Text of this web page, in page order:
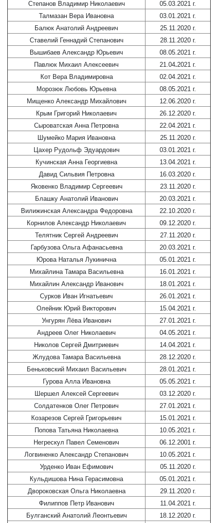
Степанов Владимир Николаевич
05.03.2021 г.
Талмазан Вера Ивановна
03.01.2021 г.
Балюк Анатолий Андреевич
25.11.2020 г.
Ставелий Геннадий Степанович
28.11.2020 г.
Вышибаев Александр Юрьевич
08.05.2021 г.
Павлюк Михаил Алексеевич
21.04.2021 г.
Кот Вера Владимировна
02.04.2021 г.
Морозюк Любовь Юрьевна
08.05.2021 г.
Мищенко Александр Михайлович
12.06.2020 г.
Крым Григорий Николаевич
26.12.2020 г.
Сыроватская Анна Петровна
22.04.2021 г.
Шумейко Мария Ивановна
25.11.2020 г.
Цахер Рудольф Эдуардович
03.01.2021 г.
Кучинская Анна Георгиевна
13.04.2021 г.
Давид Сильвия Петровна
16.03.2020 г.
Яковенко Владимир Сергеевич
23.11.2020 г.
Блашку Анатолий Иванович
20.03.2021 г.
Вилижинская Александра Федоровна
22.10.2020 г.
Корнилов Александр Николаевич
09.12.2020 г.
Телятник Сергей Андреевич
27.11.2020 г.
Гарбузова Ольга Афанасьевна
20.03.2021 г.
Юрова Наталья Лукинична
05.01.2021 г.
Михайлина Тамара Васильевна
16.01.2021 г.
Михайлин Александр Иванович
18.01.2021 г.
Сурков Иван Игнатьевич
26.01.2021 г.
Олейник Юрий Викторович
15.04.2021 г.
Унгурян Лёва Иванович
27.01.2021 г.
Андреев Олег Николаевич
04.05.2021 г.
Николов Сергей Дмитриевич
14.04.2021 г.
Жлудова Тамара Васильевна
28.12.2020 г.
Беньковский Михаил Васильевич
28.01.2021 г.
Гурова Алла Ивановна
05.05.2021 г.
Шершел Алексей Сергеевич
03.12.2020 г.
Солдатенков Олег Петрович
27.01.2021 г.
Козарезов Сергей Григорьевич
15.01.2021 г.
Попова Татьяна Николаевна
10.05.2021 г.
Негрескул Павел Семенович
06.12.2001 г.
Логвиненко Александр Степанович
10.05.2021 г.
Урденко Иван Ефимович
05.11.2020 г.
Кульдишова Нина Герасимовна
05.01.2021 г.
Двороковская Ольга Николаевна
29.11.2020 г.
Филиппов Петр Иванович
11.04.2021 г.
Булганский Анатолий Леонтьевич
18.12.2020 г.